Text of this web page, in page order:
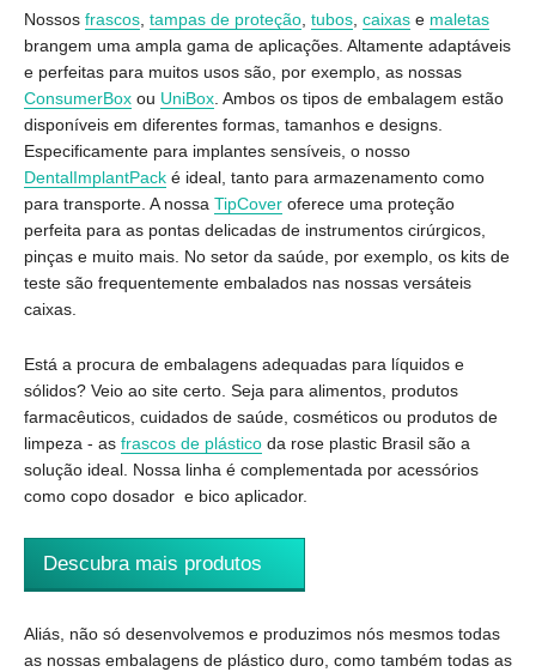
Nossos frascos tampas de proteção tubos caixas e maletas
brangem uma ampla gama de aplicações. Altamente adaptáveis
e perfeitas para muitos usos são, por exemplo, as nossas
ConsumerBox ou UniBox . Ambos os tipos de embalagem estão
disponíveis em diferentes formas, tamanhos e designs.
Especificamente para implantes sensíveis, o nosso
DentalImplantPack é ideal, tanto para armazenamento como
para transporte. A nossa TipCover oferece uma proteção
perfeita para as pontas delicadas de instrumentos cirúrgicos,
pinças e muito mais. No setor da saúde, por exemplo, os kits de
teste são frequentemente embalados nas nossas versáteis
caixas.
Está a procura de embalagens adequadas para líquidos e
sólidos? Veio ao site certo. Seja para alimentos, produtos
farmacêuticos, cuidados de saúde, cosméticos ou produtos de
limpeza - as frascos de plástico da rose plastic Brasil são a
solução ideal. Nossa linha é complementada por acessórios
como copo dosador e bico aplicador.
Descubra mais produtos
Aliás, não só desenvolvemos e produzimos nós mesmos todas
as nossas embalagens de plástico duro, como também todas as